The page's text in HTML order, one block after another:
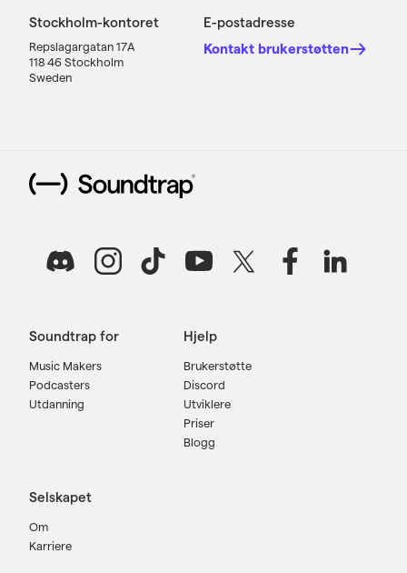
Stockholm-kontoret
Repslagargatan 17A
118 46 Stockholm
Sweden
E-postadresse
Kontakt brukerstøtten
Soundtrap for
Music Makers
Podcasters
Utdanning
Hjelp
Brukerstøtte
Discord
Utviklere
Priser
Blogg
Selskapet
Om
Karriere